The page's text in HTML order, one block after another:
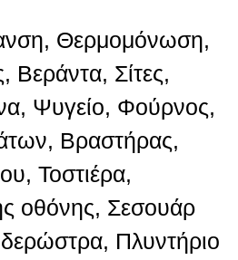
Θερμομόνωση,
Βεράντα, Σίτες,
Ψυγείο, Φούρνος,
Βραστήρας,
Τοστιέρα,
οθόνης, Σεσουάρ
Πλυντήριο